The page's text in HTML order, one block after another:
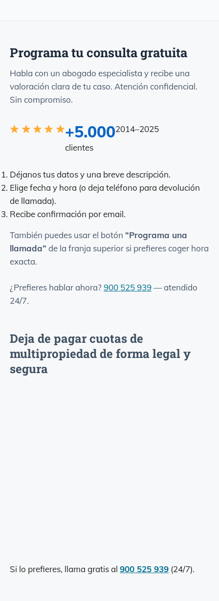
Programa tu consulta gratuita
Habla con un abogado especialista y recibe una
valoración clara de tu caso. Atención confidencial.
Sin compromiso.
+5.000
clientes
2014–2025
Déjanos tus datos y una breve descripción.
Elige fecha y hora (o deja teléfono para devolución
de llamada).
Recibe confirmación por email.
También puedes usar el botón “Programa una
llamada” de la franja superior si prefieres coger hora
exacta.
¿Prefieres hablar ahora?900 525 939—atendido
24/7.
Deja de pagar cuotas de
multipropiedad de forma legal y
segura
Si lo prefieres, llama gratis al 900 525 939 (24/7).